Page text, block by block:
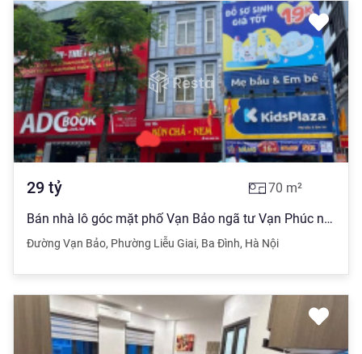
29 tỷ 70 m²
Bán nhà lô góc mặt phố Vạn Bảo ngã tư Vạn Phúc ngay UBND Quận Ba Đình 29 tỷ
Đường Vạn Bảo, Phường Liễu Giai, Ba Đình, Hà Nội